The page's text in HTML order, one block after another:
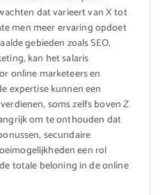
dat varieert van X tot
men meer ervaring opdoet
gebieden zoals SEO,
kan het salaris
online marketeers en
expertise kunnen een
soms zelfs boven Z
om te onthouden dat
secundaire
een rol
totale beloning in de online